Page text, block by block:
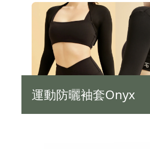
運動防曬袖套Onyx